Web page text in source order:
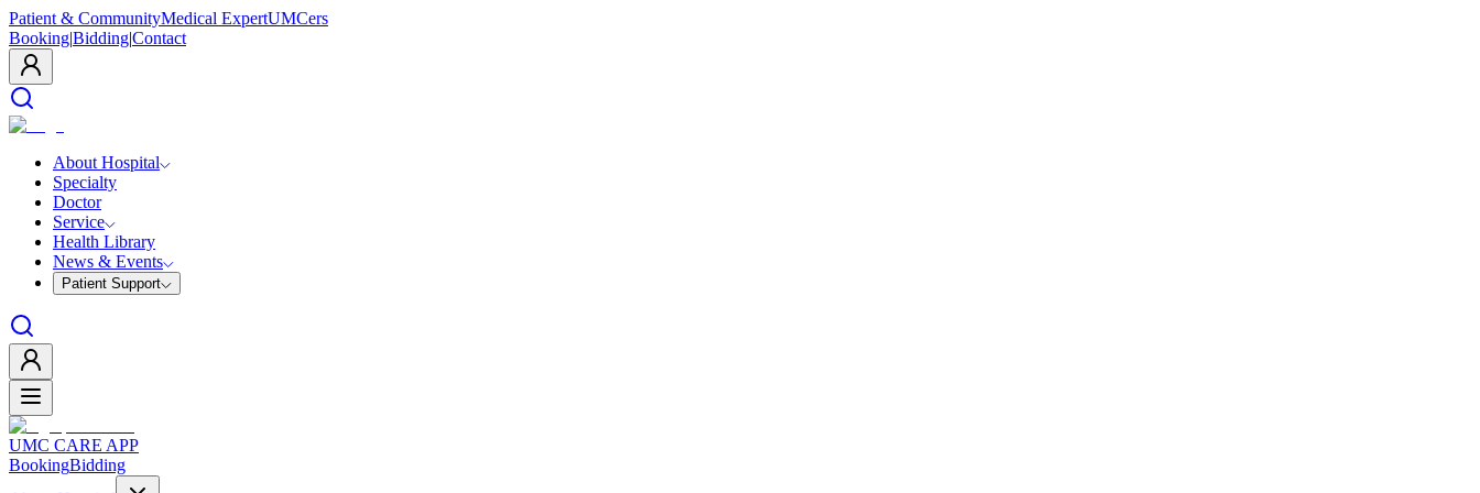
Patient & CommunityMedical ExpertUMCers
Booking|Bidding|Contact
About Hospital
Specialty
Doctor
Service
Health Library
News & Events
Patient Support
UMC CARE APP
BookingBidding